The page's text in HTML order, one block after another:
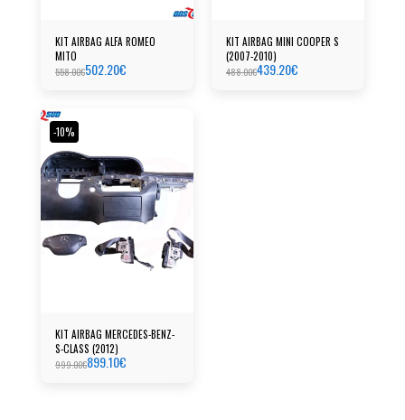
KIT AIRBAG ALFA ROMEO
MITO
558.00€502.20€
KIT AIRBAG MINI COOPER S
(2007-2010)
488.00€439.20€
-10%
KIT AIRBAG MERCEDES-BENZ-
S-CLASS (2012)
999.00€899.10€